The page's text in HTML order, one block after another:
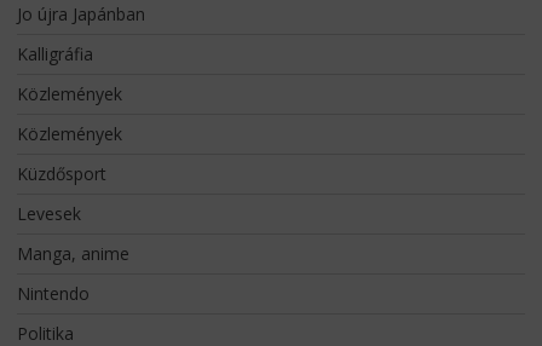
Jo újra Japánban
Kalligráfia
Közlemények
Közlemények
Küzdősport
Levesek
Manga, anime
Nintendo
Politika